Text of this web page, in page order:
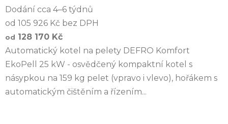
Dodání cca 4–6 týdnů
od 105 926 Kč bez DPH
od 128 170 Kč
Automatický kotel na pelety DEFRO Komfort
EkoPell 25 kW - osvědčený kompaktní kotel s
násypkou na 159 kg pelet (vpravo i vlevo), hořákem s
automatickým čištěním a řízením...